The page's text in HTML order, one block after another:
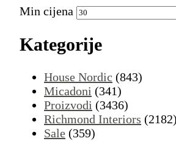
Min cijena
Kategorije
House Nordic (843)
Micadoni (341)
Proizvodi (3436)
Richmond Interiors (2182)
Sale (359)